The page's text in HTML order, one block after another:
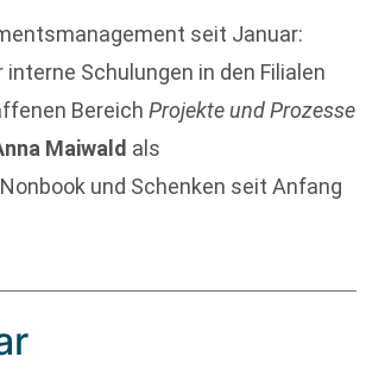
seit Januar:
Schulungen in den Filialen
BereichProjekte und Prozesse
Maiwald als
und Schenken seit Anfang